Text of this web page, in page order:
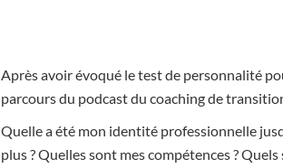
Après avoir évoqué le test de personnalité
parcours du podcast du coaching de
Quelle a été mon identité professionnelle
plus ? Quelles sont mes compétences ?